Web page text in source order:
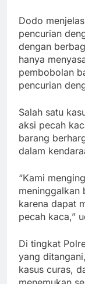
Dodo
pencurian
dengan
hanya
pembobolan
pencurian
Salah satu
aksi pecah
barang
dalam
“Kami
meninggalkan
karena dapat
pecah kaca,”
Di tingkat
yang
kasus curas,